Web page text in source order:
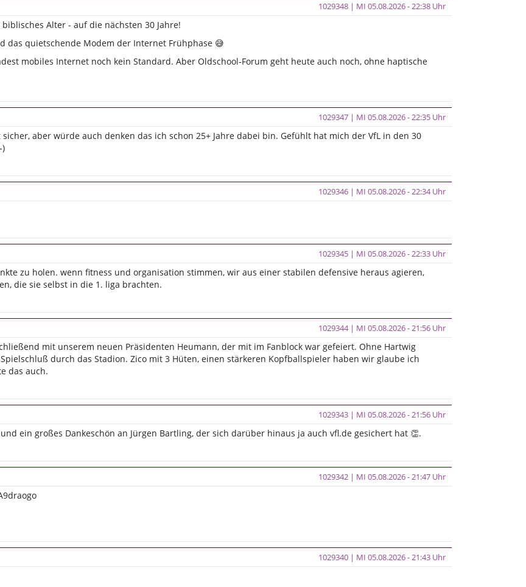
1029348 | MI 05.08.2026 - 22:38 Uhr
Alter - auf die nächsten 30 Jahre!
das quietschende Modem der Internet Frühphase 😅
mobiles Internet noch kein Standard. Aber Oldschool-Forum geht heute auch noch, ohne haptische
1029347 | MI 05.08.2026 - 22:35 Uhr
aber würde auch denken das ich schon 25+ Jahre dabei bin. Gefühlt hat mich der VfL in den 30
)
1029346 | MI 05.08.2026 - 22:34 Uhr
1029345 | MI 05.08.2026 - 22:33 Uhr
zu holen. wenn fitness und organisation stimmen, wir aus einer stabilen defensive heraus agieren,
die sie selbst in die 1. liga brachten.
1029344 | MI 05.08.2026 - 21:56 Uhr
mit unserem neuen Präsidenten Heumann, der mit im Fanblock war gefeiert. Ohne Hartwig
durch das Stadion. Zico mit 3 Hüten, einen stärkeren Kopfballspieler haben wir glaube ich
das auch.
1029343 | MI 05.08.2026 - 21:56 Uhr
ein großes Dankeschön an Jürgen Bartling, der sich darüber hinaus ja auch vfl.de gesichert hat 👏.
1029342 | MI 05.08.2026 - 21:47 Uhr
1029340 | MI 05.08.2026 - 21:43 Uhr